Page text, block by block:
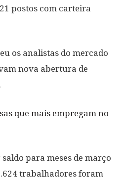
postos com carteira
os analistas do mercado
nova abertura de
que mais empregam no
para meses de março
trabalhadores foram